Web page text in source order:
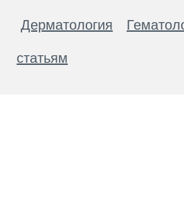
Дерматология
статьям